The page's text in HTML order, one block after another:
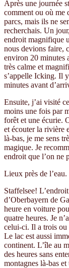
Après une journée
comment ou où me
parcs, mais ils ne
recherchais. Un
endroit magnifique
nous devions faire,
environ 20 minutes
très calme et
s’appelle Icking. Il
minutes avant
Ensuite, j’ai visité
moins une fois par
forêt et une écurie.
et écouter la rivière
là-bas, je me sens
magique. Je
endroit que l’on ne
Lieux près de l’eau.
Staffelsee!
d’Oberbayern de
heure en voiture
quatre heures. Je
celui-ci. Il a trois ou
Le lac est aussi
continent. L’île au
des heures sans
montagnes là-bas